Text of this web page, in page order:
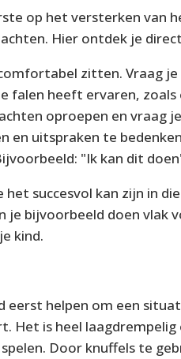
op het versterken van
Hier ontdek je
zitten. Vraag
falen heeft ervaren,
oproepen en vraag
en uitspraken te
"Ik kan dit
succesvol kan zijn in
je bijvoorbeeld doen vlak
kind.
eerst helpen om een
Het is heel laagdrempelig
Door knuffels te